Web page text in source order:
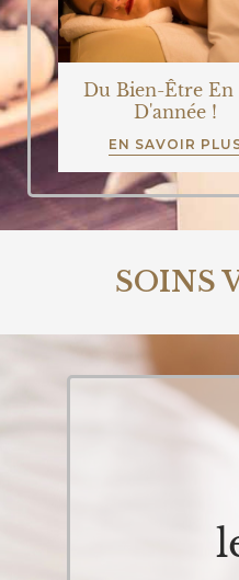
Du Bien-Être En
D'année !
EN SAVOIR
SOINS